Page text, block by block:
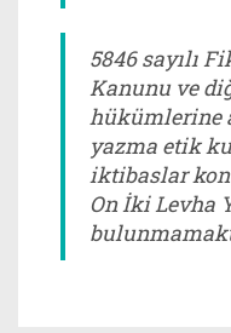
5846 sayılı
Kanunu ve
hükümlerine
yazma etik
iktibaslar
On İki Levha